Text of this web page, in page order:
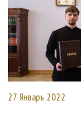
27 Январь 2022